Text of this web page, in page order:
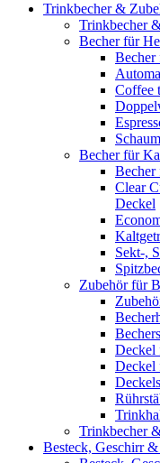
Trinkbecher &
Trinkbecher
Becher für
Becher
Coffee
Becher für
Becher
Clear
Deckel
Sekt-,
Zubehör für
Deckel
Deckel
Trinkbecher
Besteck, Geschirr